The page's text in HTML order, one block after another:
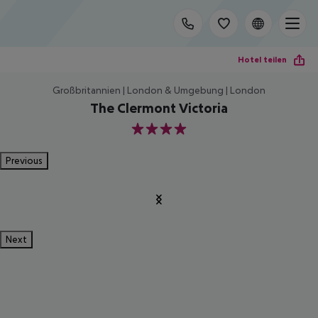
Hotel teilen
Großbritannien | London & Umgebung | London
The Clermont Victoria
4
Previous
Next